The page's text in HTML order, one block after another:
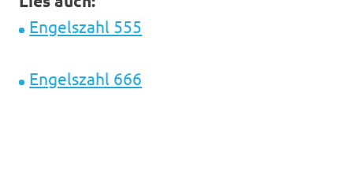
Engelszahl 555
Engelszahl 666